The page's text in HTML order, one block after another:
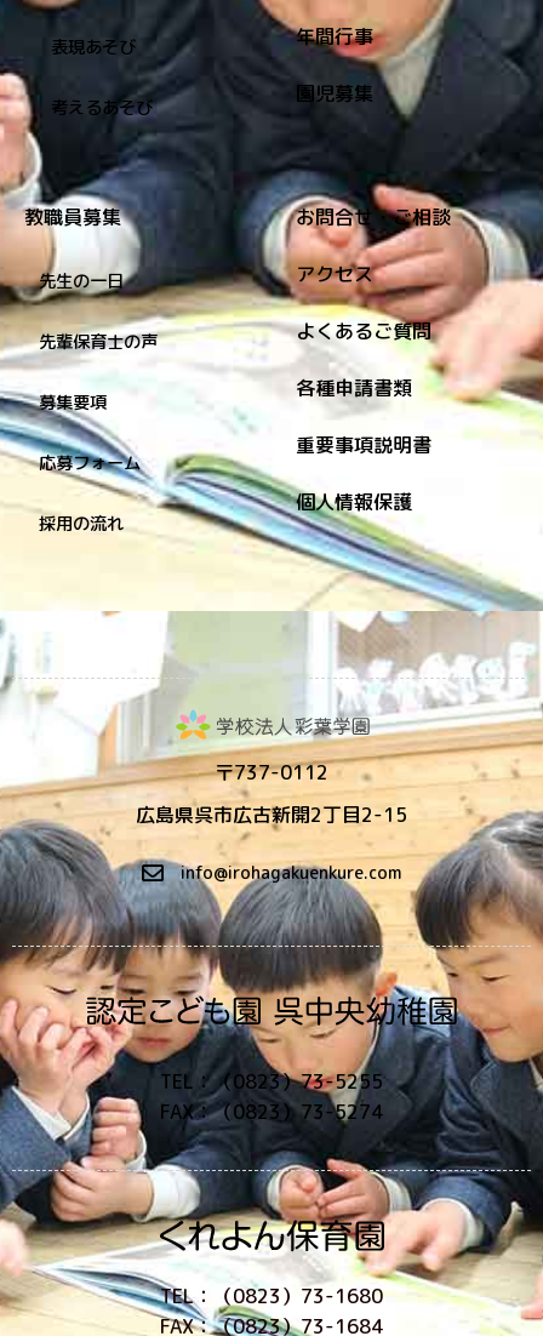
表現あそび
考えるあそび
年間行事
園児募集
教職員募集
先生の一日
先輩保育士の声
募集要項
応募フォーム
採用の流れ
お問合せ・ご相談
アクセス
よくあるご質問
各種申請書類
重要事項説明書
個人情報保護
〒737-0112
広島県呉市広古新開2丁目2-15
info@irohagakuenkure.com
TEL：（0823）73-5255
FAX：（0823）73-5274
TEL：（0823）73-1680
FAX：（0823）73-1684